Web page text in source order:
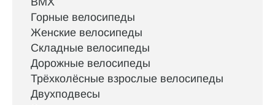
Горные велосипеды
Женские велосипеды
Складные велосипеды
Дорожные велосипеды
Трёхколёсные взрослые велосипеды
Двухподвесы